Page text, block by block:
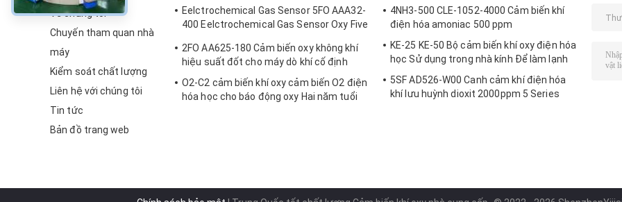
Về chúng tôi
Chuyến tham quan nhà
máy
Kiểm soát chất lượng
Liên hệ với chúng tôi
Tin tức
Bản đồ trang web
Eelctrochemical Gas Sensor 5FO AAA32-
400 Eelctrochemical Gas Sensor Oxy Five
2FO AA625-180 Cảm biến oxy không khí
hiệu suất đốt cho máy dò khí cố định
O2-C2 cảm biến khí oxy cảm biến O2 điện
hóa học cho báo động oxy Hai năm tuổi
4NH3-500 CLE-1052-4000 Cảm biến khí
điện hóa amoniac 500 ppm
KE-25 KE-50 Bộ cảm biến khí oxy điện hóa
học Sử dụng trong nhà kính Để làm lạnh
5SF AD526-W00 Canh cảm khí điện hóa
khí lưu huỳnh dioxit 2000ppm 5 Series